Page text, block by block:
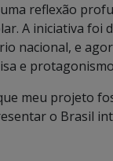
reflexão
A iniciativa foi
nacional, e
e
meu projeto
o Brasil